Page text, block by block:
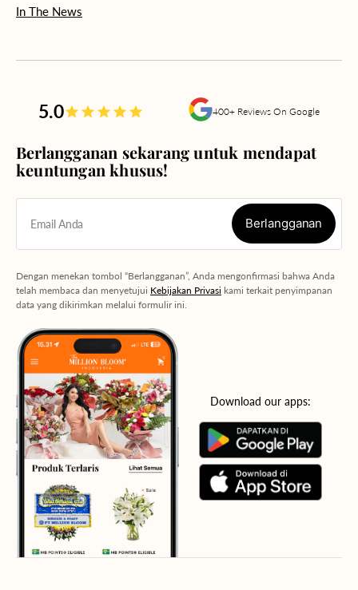
In The News
5.0 400+ Reviews On Google
Berlangganan sekarang untuk mendapat
keuntungan khusus!
Email Anda Berlangganan
Dengan menekan tombol “Berlangganan”, Anda mengonfirmasi bahwa Anda
telah membaca dan menyetujui Kebijakan Privasi kami terkait penyimpanan
data yang dikirimkan melalui formulir ini.
Download our apps: